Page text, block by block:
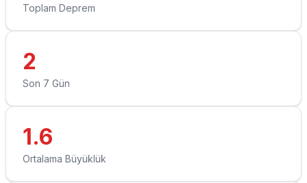
Toplam Deprem
2
Son 7 Gün
1.6
Ortalama Büyüklük